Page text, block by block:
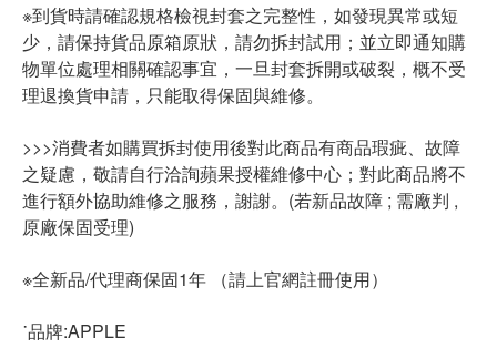
※到貨時請確認規格檢視封套之完整性，如發現異常或短
少，請保持貨品原箱原狀，請勿拆封試用；並立即通知購
物單位處理相關確認事宜，一旦封套拆開或破裂，概不受
理退換貨申請，只能取得保固與維修。
>>>消費者如購買拆封使用後對此商品有商品瑕疵、故障
之疑慮，敬請自行洽詢蘋果授權維修中心；對此商品將不
進行額外協助維修之服務，謝謝。(若新品故障 ; 需廠判 ,
原廠保固受理)
※全新品/代理商保固1年 （請上官網註冊使用）
˙品牌:APPLE